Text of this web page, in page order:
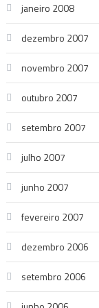
janeiro 2008
dezembro 2007
novembro 2007
outubro 2007
setembro 2007
julho 2007
junho 2007
fevereiro 2007
dezembro 2006
setembro 2006